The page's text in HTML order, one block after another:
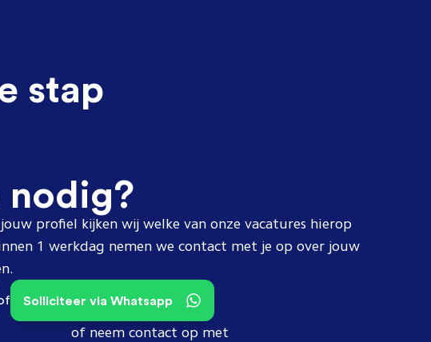
stap
nodig?
profiel kijken wij welke van onze vacatures hierop
1 werkdag nemen we contact met je op over jouw
Solliciteer via Whatsapp
of neem contact op met